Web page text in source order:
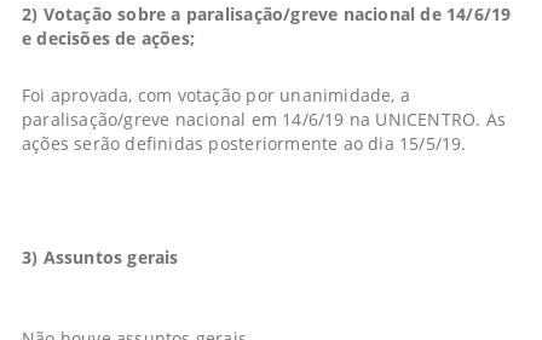
2) Votação sobre a paralisação/greve nacional de 14/6/19
e decisões de ações;
Foi aprovada, com votação por unanimidade, a
paralisação/greve nacional em 14/6/19 na UNICENTRO. As
ações serão definidas posteriormente ao dia 15/5/19.
3) Assuntos gerais